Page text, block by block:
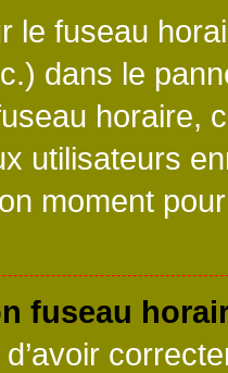
le fuseau
dans le
horaire,
utilisateurs
moment
fuseau